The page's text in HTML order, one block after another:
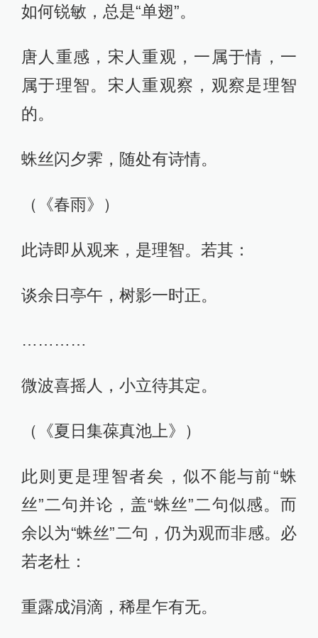
如何锐敏，总是“单翅”。
唐人重感，宋人重观，一属于情，一
属于理智。宋人重观察，观察是理智
的。
蛛丝闪夕霁，随处有诗情。
（《春雨》）
此诗即从观来，是理智。若其：
谈余日亭午，树影一时正。
…………
微波喜摇人，小立待其定。
（《夏日集葆真池上》）
此则更是理智者矣，似不能与前“蛛
丝”二句并论，盖“蛛丝”二句似感。而
余以为“蛛丝”二句，仍为观而非感。必
若老杜：
重露成涓滴，稀星乍有无。